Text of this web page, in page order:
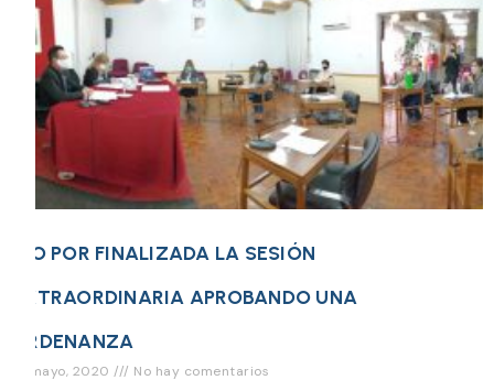
DIO POR FINALIZADA LA SESIÓN
EXTRAORDINARIA APROBANDO UNA
ORDENANZA
15 mayo, 2020 No hay comentarios